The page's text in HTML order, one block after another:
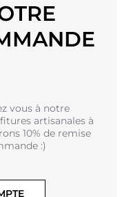
vous à notre
artisanales à
10% de remise
:)